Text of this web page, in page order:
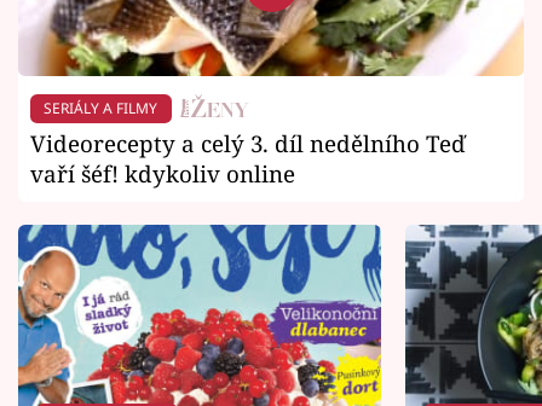
SERIÁLY A FILMY
Videorecepty a celý 3. díl nedělního Teď
vaří šéf! kdykoliv online